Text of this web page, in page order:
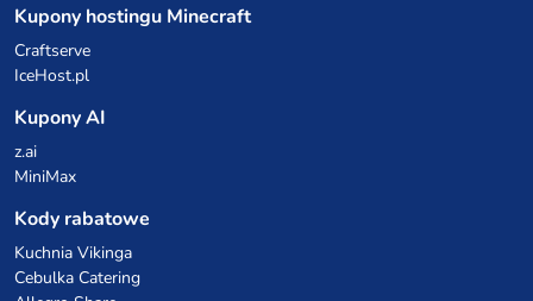
Kupony hostingu Minecraft
Craftserve
IceHost.pl
Kupony AI
z.ai
MiniMax
Kody rabatowe
Kuchnia Vikinga
Cebulka Catering